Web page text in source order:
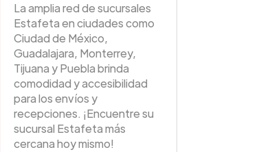
La amplia red de sucursales
Estafeta en ciudades como
Ciudad de México,
Guadalajara, Monterrey,
Tijuana y Puebla brinda
comodidad y accesibilidad
para los envíos y
recepciones. ¡Encuentre su
sucursal Estafeta más
cercana hoy mismo!